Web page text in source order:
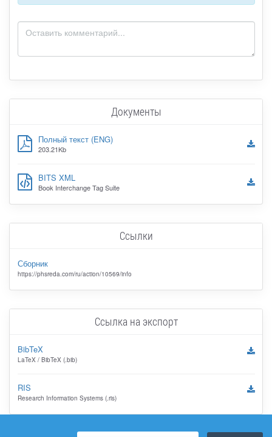
Документы
Полный текст (ENG)
203.21Kb
BITS XML
Book Interchange Tag Suite
Ссылки
Сборник
https://phsreda.com/ru/action/10569/info
Ссылка на экспорт
BibTeX
LaTeX / BibTeX (.bib)
RIS
Research Information Systems (.ris)